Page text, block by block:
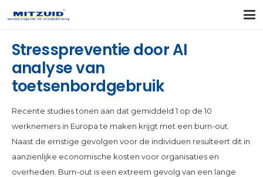
Stresspreventie door AI
analyse van
toetsenbordgebruik
Recente studies tonen aan dat gemiddeld 1 op de 10
werknemers in Europa te maken krijgt met een burn-out.
Naast de ernstige gevolgen voor de individuen resulteert dit in
aanzienlijke economische kosten voor organisaties en
overheden. Burn-out is een extreem gevolg van een lange